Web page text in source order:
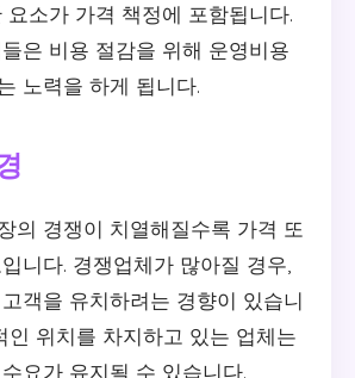
요소가 가격 책정에 포함됩니다.
은 비용 절감을 위해 운영비용
노력을 하게 됩니다.
의 경쟁이 치열해질수록 가격 또
니다. 경쟁업체가 많아질 경우,
객을 유치하려는 경향이 있습니
인 위치를 차지하고 있는 업체는
요가 유지될 수 있습니다.